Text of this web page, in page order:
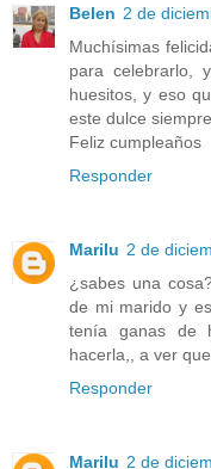
Belen 2 de
Muchísimas
para celebrarlo,
huesitos, y eso
este dulce
Feliz cumpleaños
Responder
Marilu 2 de
¿sabes una
de mi marido y
tenía ganas de
hacerla,, a ver
Responder
Marilu 2 de